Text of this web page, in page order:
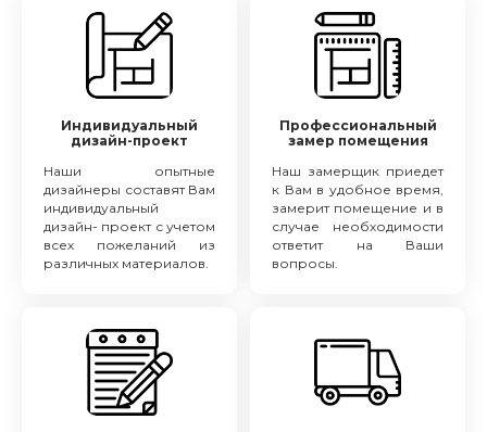
Индивидуальный
дизайн-проект
Наши опытные
дизайнеры составят Вам
индивидуальный
дизайн- проект с учетом
всех пожеланий из
различных материалов.
Профессиональный
замер помещения
Наш замерщик приедет
к Вам в удобное время,
замерит помещение и в
случае необходимости
ответит на Ваши
вопросы.